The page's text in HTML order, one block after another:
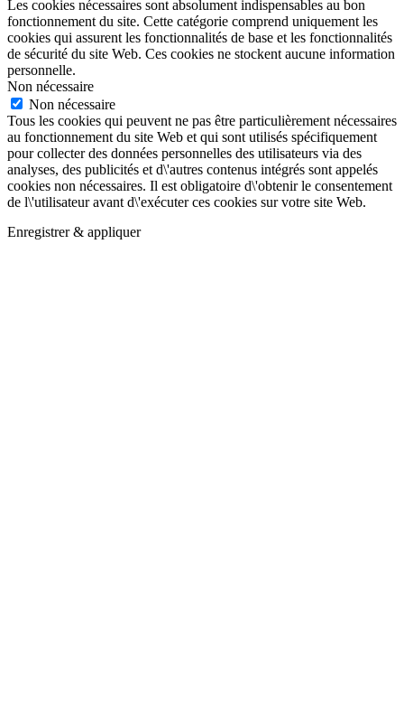
Les cookies nécessaires sont absolument indispensables au bon
fonctionnement du site. Cette catégorie comprend uniquement les
cookies qui assurent les fonctionnalités de base et les fonctionnalités
de sécurité du site Web. Ces cookies ne stockent aucune information
personnelle.
Non nécessaire
Non nécessaire
Tous les cookies qui peuvent ne pas être particulièrement nécessaires
au fonctionnement du site Web et qui sont utilisés spécifiquement
pour collecter des données personnelles des utilisateurs via des
analyses, des publicités et d\'autres contenus intégrés sont appelés
cookies non nécessaires. Il est obligatoire d\'obtenir le consentement
de l\'utilisateur avant d\'exécuter ces cookies sur votre site Web.
Enregistrer & appliquer